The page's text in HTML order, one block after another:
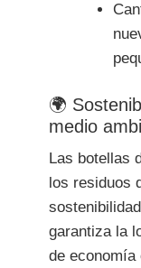
🌍
medio
Las botellas
los residuos
garantiza la
de economía